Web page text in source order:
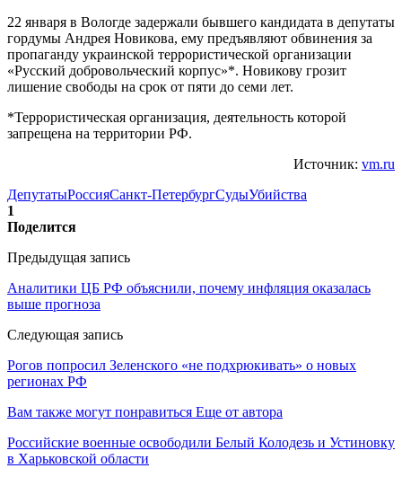
22 января в Вологде задержали бывшего кандидата в депутаты
гордумы Андрея Новикова, ему предъявляют обвинения за
пропаганду украинской террористической организации
«Русский добровольческий корпус»*. Новикову грозит
лишение свободы на срок от пяти до семи лет.
*Террористическая организация, деятельность которой
запрещена на территории РФ.
Источник: vm.ru
ДепутатыРоссияСанкт-ПетербургСудыУбийства
1
Поделится
Предыдущая запись
Аналитики ЦБ РФ объяснили, почему инфляция оказалась
выше прогноза
Следующая запись
Рогов попросил Зеленского «не подхрюкивать» о новых
регионах РФ
Вам также могут понравиться Еще от автора
Российские военные освободили Белый Колодезь и Устиновку
в Харьковской области